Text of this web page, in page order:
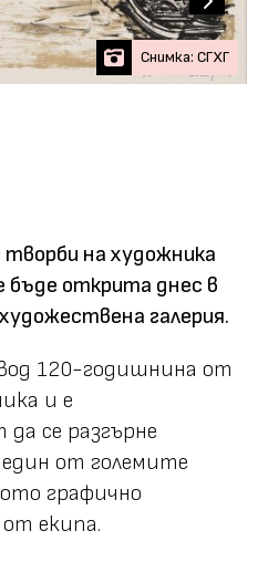
Снимка: СГХГ
на художника
бъде открита днес в
галерия.
120-годишнина от
и е
се разгърне
от големите
графично
екипа.